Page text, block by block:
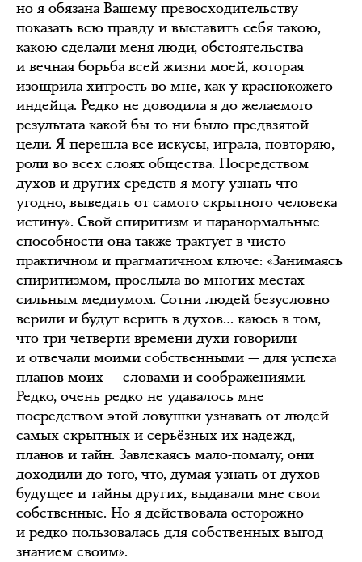
но я обязана Вашему превосходительству
показать всю правду и выставить себя такою,
какою сделали меня люди, обстоятельства
и вечная борьба всей жизни моей, которая
изощрила хитрость во мне, как у краснокожего
индейца. Редко не доводила я до желаемого
результата какой бы то ни было предвзятой
цели. Я перешла все искусы, играла, повторяю,
роли во всех слоях общества. Посредством
духов и других средств я могу узнать что
угодно, выведать от самого скрытного человека
истину». Свой спиритизм и паранормальные
способности она также трактует в чисто
практичном и прагматичном ключе: «Занимаясь
спиритизмом, прослыла во многих местах
сильным медиумом. Сотни людей безусловно
верили и будут верить в духов… каюсь в том,
что три четверти времени духи говорили
и отвечали моими собственными — для успеха
планов моих — словами и соображениями.
Редко, очень редко не удавалось мне
посредством этой ловушки узнавать от людей
самых скрытных и серьёзных их надежд,
планов и тайн. Завлекаясь мало-помалу, они
доходили до того, что, думая узнать от духов
будущее и тайны других, выдавали мне свои
собственные. Но я действовала осторожно
и редко пользовалась для собственных выгод
знанием своим».